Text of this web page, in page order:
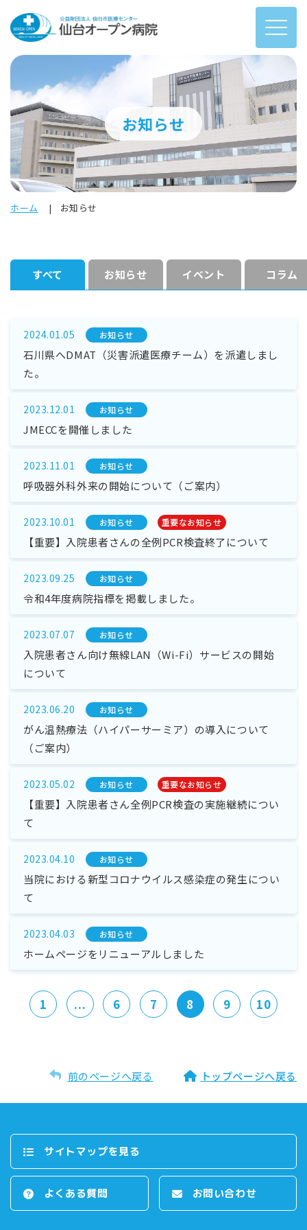
お知らせ
ホーム お知らせ
すべて お知らせ イベント コラム
2024.01.05 お知らせ
石川県へDMAT（災害派遣医療チーム）を派遣しまし
た。
2023.12.01 お知らせ
JMECCを開催しました
2023.11.01 お知らせ
呼吸器外科外来の開始について（ご案内）
2023.10.01 お知らせ 重要なお知らせ
【重要】入院患者さんの全例PCR検査終了について
2023.09.25 お知らせ
令和4年度病院指標を掲載しました。
2023.07.07 お知らせ
入院患者さん向け無線LAN（Wi-Fi）サービスの開始
について
2023.06.20 お知らせ
がん温熱療法（ハイパーサーミア）の導入について
（ご案内）
2023.05.02 お知らせ 重要なお知らせ
【重要】入院患者さん全例PCR検査の実施継続につい
て
2023.04.10 お知らせ
当院における新型コロナウイルス感染症の発生につい
て
2023.04.03 お知らせ
ホームページをリニューアルしました
1 ... 6 7 8 9 10
前のページへ戻る トップページへ戻る
サイトマップを⾒る
よくある質問 お問い合わせ